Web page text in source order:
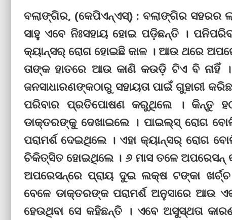
ବଲାଙ୍ଗିର, (କେପିଏନ୍‌ଏସ୍‌) : ବଲାଙ୍ଗିର ସହରର
ସାହୁ ଏବେ ନିଃସହାୟ ହୋଇ ପଡ଼ିଛନ୍ତି ।
କ୍ୟାନ୍‌ସର୍‌ ରୋଗ ହୋଇଛି କାଳ । ଆଉ ଥରେ
ତାଙ୍କ ହାତରେ ଆଉ କାଣି କଉଡ଼ି ଟିଏ ବି ନାହିଁ
ଜନସାଧାରଣଙ୍କଠାରୁ ସହାୟତା ପାଇଁ ଗୁହାରୀ
ପରିବାର ପ୍ରତିପୋଷଣ କରୁଥିଲେ । କିନ୍ତୁ
ଡାକ୍ତରଙ୍କୁ ଦେଖାଇଲେ । ପାଇଲ୍‌ସ୍‌ ରୋଗ
ପରାମର୍ଶ ଦେଇଥିଲେ । ଏହା କ୍ୟାନ୍‌ସର୍‌ ରୋଗ
ଚିକିତ୍ସିତ ହୋଇଥିଲେ । ୬ ମାସ ତଳେ ଅପରେସନ୍‌
ଅପରେସନ୍‌ରେ ପ୍ରାୟ ଦୁଇ ଲକ୍ଷ ଟଙ୍କା
ବେଳେ ଡାକ୍ତରଙ୍କ ପରାମର୍ଶ ଅନୁସାରେ
ହେଉଥିବା ସେ କହିଛନ୍ତି । ଏବେ ଅସୁସ୍ଥତା